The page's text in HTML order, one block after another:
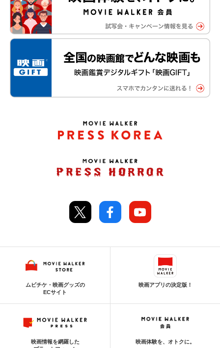
ムビチケ・映画グッズの
ECサイト
映画アプリの決定版！
映画情報を網羅した
映画体験を、オトクに。